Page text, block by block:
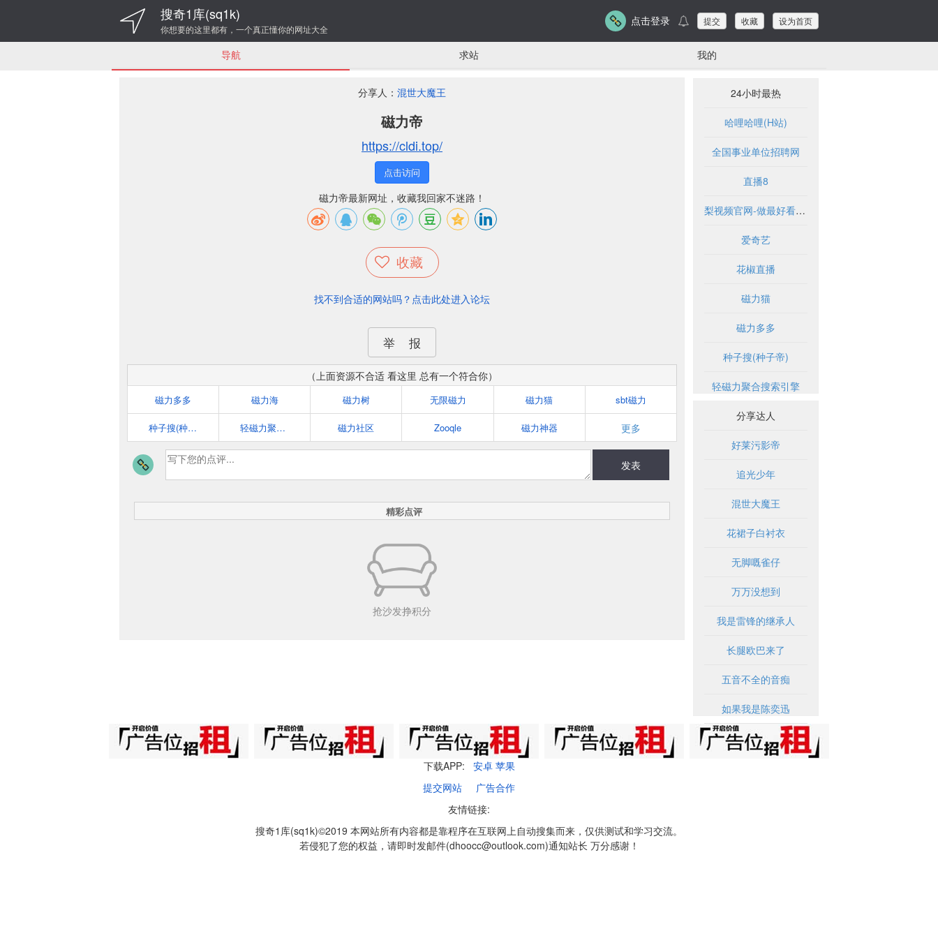
搜奇1库(sq1k)
你想要的这里都有，一个真正懂你的网址大全
点击登录 提交 收藏 设为首页
导航 求站 我的
分享人： 混世大魔王
磁力帝
https://cldi.top/
点击访问
磁力帝最新网址，收藏我回家不迷路！
收藏
找不到合适的网站吗？点击此处进入论坛
举 报
（上面资源不合适 看这里 总有一个符合你）
磁力多多 磁力海 磁力树 无限磁力 磁力猫 sbt磁力
种子搜(种子帝) 轻磁力聚合搜索引擎 磁力社区 Zooqle 磁力神器 更多
发表
精彩点评
抢沙发挣积分
24小时最热
哈哩哈哩(H站)
全国事业单位招聘网
直播8
梨视频官网-做最好看的资讯短视频-Pear Video
爱奇艺
花椒直播
磁力猫
磁力多多
种子搜(种子帝)
轻磁力聚合搜索引擎
分享达人
好莱污影帝
追光少年
混世大魔王
花裙子白衬衣
无脚嘅雀仔
万万没想到
我是雷锋的继承人
长腿欧巴来了
五音不全的音痴
如果我是陈奕迅
下载APP: 安卓 苹果
提交网站
广告合作
友情链接:
搜奇1库(sq1k)©2019 本网站所有内容都是靠程序在互联网上自动搜集而来，仅供测试和学习交流。
若侵犯了您的权益，请即时发邮件(dhoocc@outlook.com)通知站长 万分感谢！